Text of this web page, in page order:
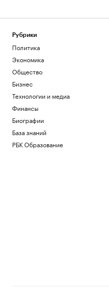
Рубрики
Политика
Экономика
Общество
Бизнес
Технологии и медиа
Финансы
Биографии
База знаний
РБК Образование